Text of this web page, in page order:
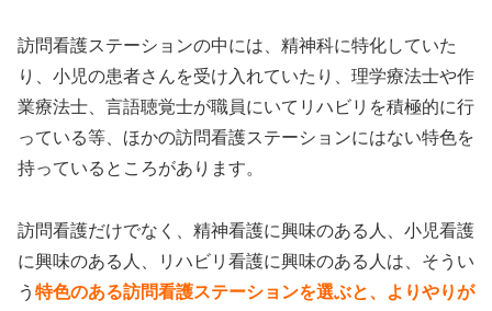
訪問看護ステーションの中には、精神科に特化していた
り、小児の患者さんを受け入れていたり、理学療法士や作
業療法士、言語聴覚士が職員にいてリハビリを積極的に行
っている等、ほかの訪問看護ステーションにはない特色を
持っているところがあります。
訪問看護だけでなく、精神看護に興味のある人、小児看護
に興味のある人、リハビリ看護に興味のある人は、そうい
う 特色のある訪問看護ステーションを選ぶと、よりやりが